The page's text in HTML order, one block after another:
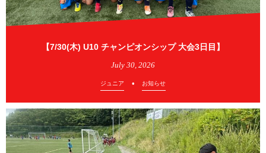
【7/30(木) U10 チャンピオンシップ 大会3日目】
July 30, 2026
ジュニア お知らせ